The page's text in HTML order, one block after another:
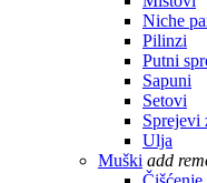
Niche
Pilinzi
Putni
Sapuni
Setovi
Sprejevi
Ulja
Muški add